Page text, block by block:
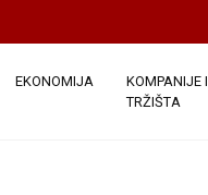
EKONOMIJA
KOMPANIJE I
TRŽIŠTA